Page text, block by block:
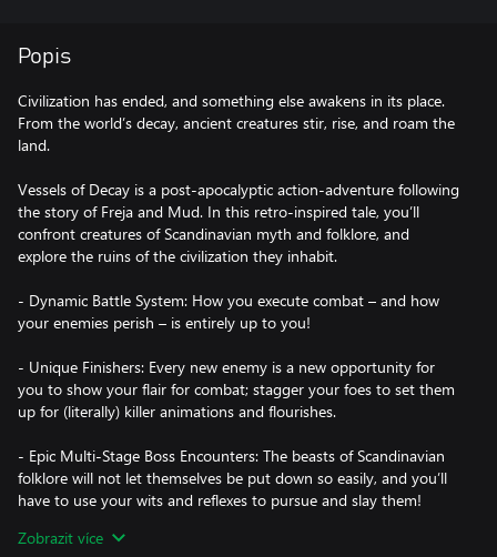
Popis
Civilization has ended, and something else awakens in its place.
From the world’s decay, ancient creatures stir, rise, and roam the
land.
Vessels of Decay is a post-apocalyptic action-adventure following
the story of Freja and Mud. In this retro-inspired tale, you’ll
confront creatures of Scandinavian myth and folklore, and
explore the ruins of the civilization they inhabit.
- Dynamic Battle System: How you execute combat – and how
your enemies perish – is entirely up to you!
- Unique Finishers: Every new enemy is a new opportunity for
you to show your flair for combat; stagger your foes to set them
up for (literally) killer animations and flourishes.
- Epic Multi-Stage Boss Encounters: The beasts of Scandinavian
folklore will not let themselves be put down so easily, and you’ll
have to use your wits and reflexes to pursue and slay them!
- Explore A Beautiful World of Pixels, Death, and Decay: Vessels of
Zobrazit více